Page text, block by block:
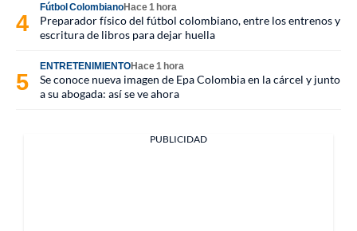
Fútbol ColombianoHace 1 hora
Preparador físico del fútbol colombiano, entre los entrenos y
escritura de libros para dejar huella
ENTRETENIMIENTOHace 1 hora
Se conoce nueva imagen de Epa Colombia en la cárcel y junto
a su abogada: así se ve ahora
PUBLICIDAD